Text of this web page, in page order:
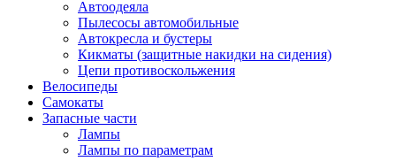
Автоодеяла
Пылесосы автомобильные
Автокресла и бустеры
Кикматы (защитные накидки на сидения)
Цепи противоскольжения
Велосипеды
Самокаты
Запасные части
Лампы
Лампы по параметрам